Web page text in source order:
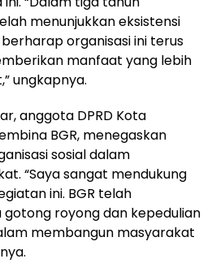
menunjukkan eksistensi
organisasi ini terus
manfaat yang lebih
ungkapnya.
anggota DPRD Kota
BGR, menegaskan
sosial dalam
“Saya sangat mendukung
ini. BGR telah
royong dan kepedulian
membangun masyarakat